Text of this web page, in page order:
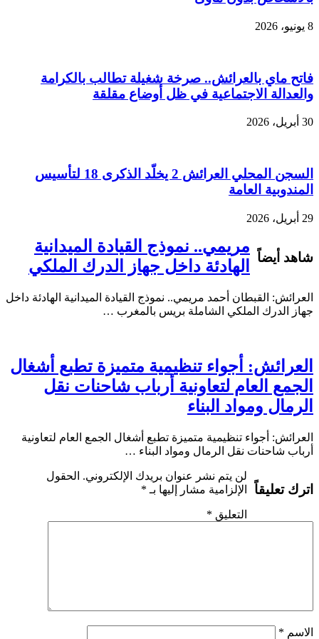
8 يونيو، 2026
فاتح ماي بالعرائش.. صرخة شغيلة تطالب بالكرامة
والعدالة الاجتماعية في ظل أوضاع مقلقة
30 أبريل، 2026
السجن المحلي العرائش 2 يخلّد الذكرى 18 لتأسيس
المندوبية العامة
29 أبريل، 2026
شاهد أيضاً
مريمي.. نموذج القيادة الميدانية
الهادئة داخل جهاز الدرك الملكي
العرائش: القبطان أحمد مريمي.. نموذج القيادة الميدانية الهادئة داخل
جهاز الدرك الملكي الشاملة بريس بالمغرب …
العرائش: أجواء تنظيمية متميزة تطبع أشغال
الجمع العام لتعاونية أرباب شاحنات نقل
الرمال ومواد البناء
العرائش: أجواء تنظيمية متميزة تطبع أشغال الجمع العام لتعاونية
أرباب شاحنات نقل الرمال ومواد البناء …
اترك تعليقاً
لن يتم نشر عنوان بريدك الإلكتروني. الحقول
الإلزامية مشار إليها بـ *
التعليق *
الاسم *